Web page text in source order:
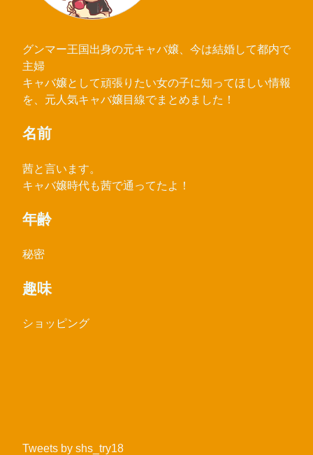
グンマー王国出身の元キャバ嬢、今は結婚して都内で
主婦
キャバ嬢として頑張りたい女の子に知ってほしい情報
を、元人気キャバ嬢目線でまとめました！
名前
茜と言います。
キャバ嬢時代も茜で通ってたよ！
年齢
秘密
趣味
ショッピング
Tweets by shs_try18